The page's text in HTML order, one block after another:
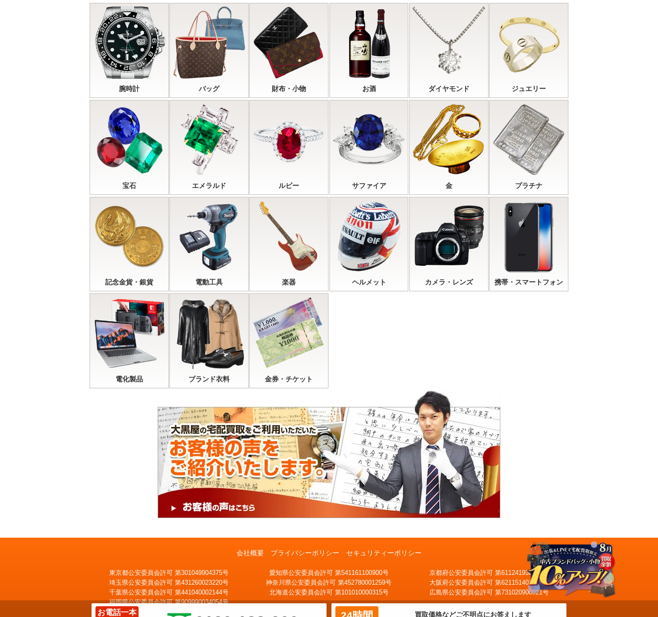
腕時計 バッグ 財布・小物 お酒 ダイヤモンド ジュエリー
宝石 エメラルド ルビー サファイア 金 プラチナ
記念金貨・銀貨 電動工具 楽器 ヘルメット カメラ・レンズ 携帯・スマートフォン
電化製品 ブランド衣料 金券・チケット
お電話一本 買取価格などご不明点にお答えします
いくらで売れるかすぐわかる
LINE査定
気軽に査定額を知りたい
メール査定
家から出ないで手続終了
無料宅配キッ
ト
自宅へ査定員がお伺い
出張買取
会社概要 プライバシーポリシー セキュリティーポリシー
東京都公安委員会許可 第301049904375号
埼玉県公安委員会許可 第431260023220号
千葉県公安委員会許可 第441040002144号
愛知県公安委員会許可 第541161100900号
神奈川県公安委員会許可 第452780001259号
北海道公安委員会許可 第101010000315号
京都府公安委員会許可 第611241930028号
大阪府公安委員会許可 第621151403749号
広島県公安委員会許可 第731020900021号
福岡県公安委員会許可 第909990034054号